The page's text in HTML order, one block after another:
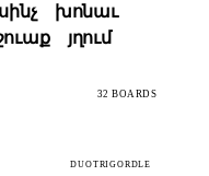
խոնաւ
յղում
32 BOARDS
DUOTRIGORDLE